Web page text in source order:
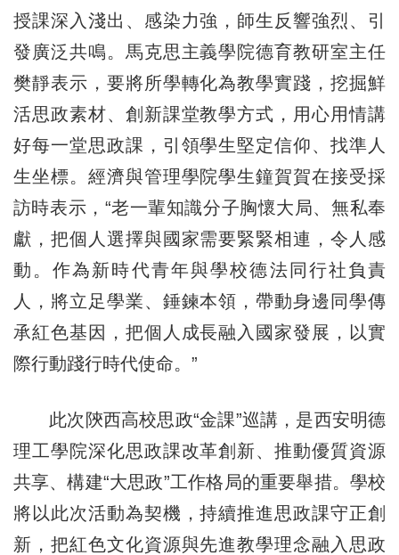
授課深入淺出、感染力強，師生反響強烈、引
發廣泛共鳴。馬克思主義學院德育教研室主任
樊靜表示，要將所學轉化為教學實踐，挖掘鮮
活思政素材、創新課堂教學方式，用心用情講
好每一堂思政課，引領學生堅定信仰、找準人
生坐標。經濟與管理學院學生鐘賀賀在接受採
訪時表示，“老一輩知識分子胸懷大局、無私奉
獻，把個人選擇與國家需要緊緊相連，令人感
動。作為新時代青年與學校德法同行社負責
人，將立足學業、錘鍊本領，帶動身邊同學傳
承紅色基因，把個人成長融入國家發展，以實
際行動踐行時代使命。”
此次陝西高校思政“金課”巡講，是西安明德
理工學院深化思政課改革創新、推動優質資源
共享、構建“大思政”工作格局的重要舉措。學校
將以此次活動為契機，持續推進思政課守正創
新，把紅色文化資源與先進教學理念融入思政